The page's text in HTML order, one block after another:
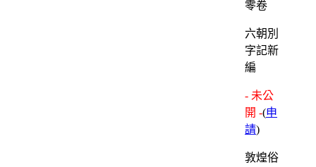
六朝別
字記新
編
- 未公
開 -(申
請)
敦煌俗